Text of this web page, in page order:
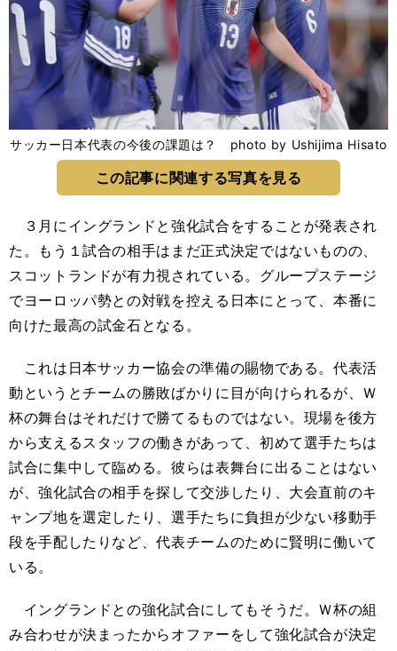
サッカー日本代表の今後の課題は？ photo by Ushijima Hisato
この記事に関連する写真を見る
３月にイングランドと強化試合をすることが発表され
た。もう１試合の相手はまだ正式決定ではないものの、
スコットランドが有力視されている。グループステージ
でヨーロッパ勢との対戦を控える日本にとって、本番に
向けた最高の試金石となる。
これは日本サッカー協会の準備の賜物である。代表活
動というとチームの勝敗ばかりに目が向けられるが、Ｗ
杯の舞台はそれだけで勝てるものではない。現場を後方
から支えるスタッフの働きがあって、初めて選手たちは
試合に集中して臨める。彼らは表舞台に出ることはない
が、強化試合の相手を探して交渉したり、大会直前のキ
ャンプ地を選定したり、選手たちに負担が少ない移動手
段を手配したりなど、代表チームのために賢明に働いて
いる。
イングランドとの強化試合にしてもそうだ。Ｗ杯の組
み合わせが決まったからオファーをして強化試合が決定